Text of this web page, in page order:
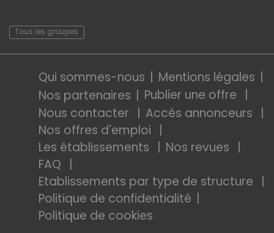
Tous les groupes
Qui sommes-nous
Mentions légales
Nos partenaires
Publier une offre
Nous contacter
Accès annonceurs
Nos offres d'emploi
Les établissements
Nos revues
FAQ
Etablissements par type de structure
Politique de confidentialité
Politique de cookies